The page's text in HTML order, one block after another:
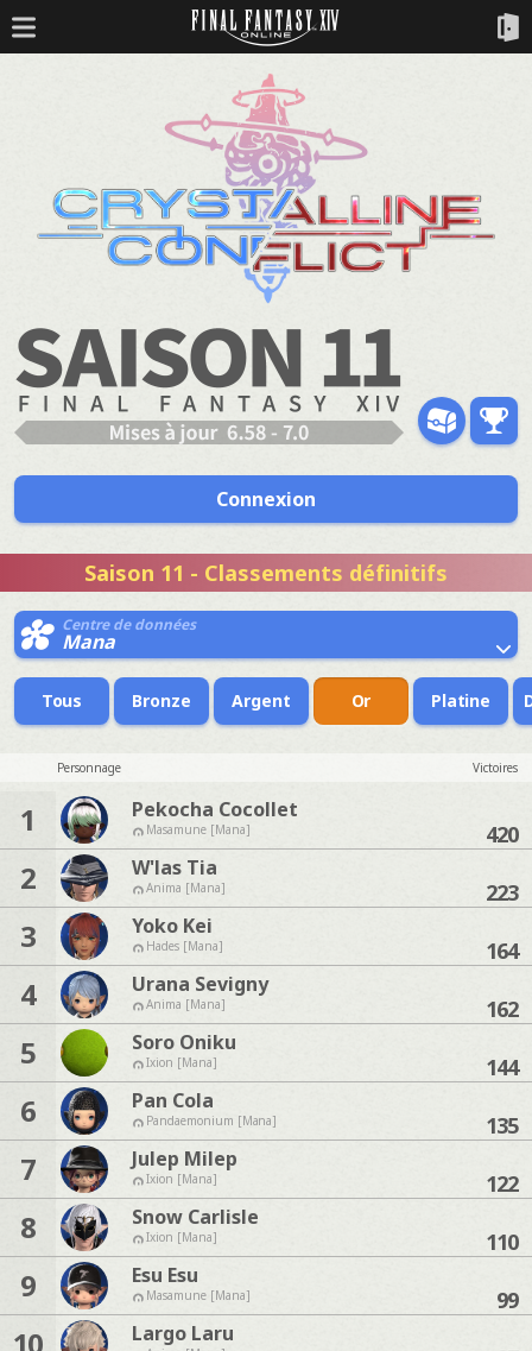
Connexion
Saison 11 - Classements définitifs
Centre de données
Mana
Tous Bronze Argent Or Platine
Personnage Victoires
1 Pekocha Cocollet
Masamune [Mana] 420
2 W'las Tia
Anima [Mana] 223
3 Yoko Kei
Hades [Mana] 164
4 Urana Sevigny
Anima [Mana] 162
5 Soro Oniku
Ixion [Mana] 144
6 Pan Cola
Pandaemonium [Mana] 135
7 Julep Milep
Ixion [Mana] 122
8 Snow Carlisle
Ixion [Mana] 110
9 Esu Esu
Masamune [Mana] 99
10 Largo Laru